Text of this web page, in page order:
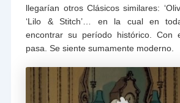
llegarían otros Clásicos similares:
‘Lilo & Stitch’… en la cual en
encontrar su período histórico. Con
pasa. Se siente sumamente moderno.